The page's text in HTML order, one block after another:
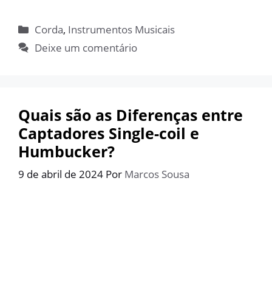
Categorias
Corda, Instrumentos Musicais
Deixe um comentário
Quais são as Diferenças entre
Captadores Single-coil e
Humbucker?
9 de abril de 2024 Por Marcos Sousa